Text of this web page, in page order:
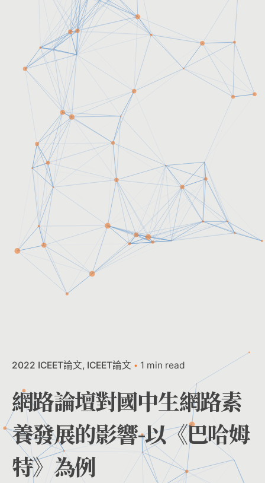
2022 ICEET論文 ICEET論文 1 min read
網路論壇對國中生網路素
養發展的影響-以《巴哈姆
特》為例